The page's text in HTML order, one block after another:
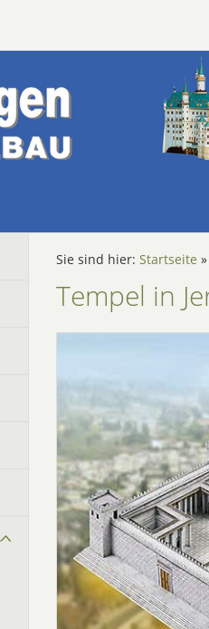
Sie sind hier: Startseite »
Tempel in